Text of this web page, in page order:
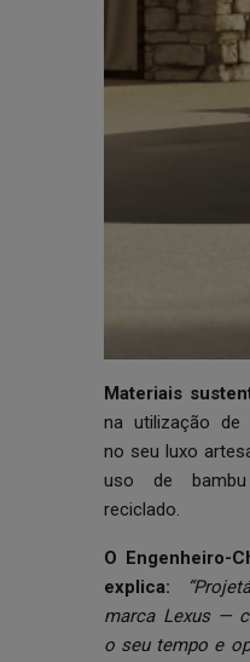
Materiais
na utilização de
no seu luxo
uso de
reciclado.
O Engenheiro-
explica:
marca Lexus —
o seu tempo e